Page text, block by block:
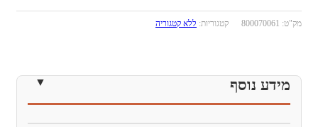
מק"ט:800070061 קטגוריות:ללא קטגוריה
מידע נוסף